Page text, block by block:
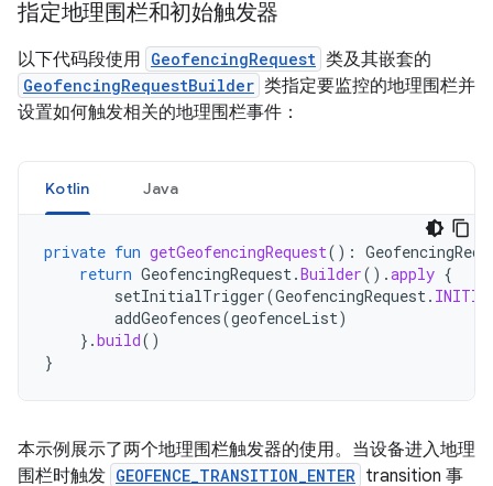
指定地理围栏和初始触发器
以下代码段使用 GeofencingRequest 类及其嵌套的
GeofencingRequestBuilder 类指定要监控的地理围栏并
设置如何触发相关的地理围栏事件：
Kotlin Java
private fun getGeofencingRequest():
return GeofencingRequest.Builder().apply {
setInitialTrigger(GeofencingRequest.
addGeofences(geofenceList)
}.build()
}
本示例展示了两个地理围栏触发器的使用。当设备进入地理
围栏时触发 GEOFENCE_TRANSITION_ENTER transition 事